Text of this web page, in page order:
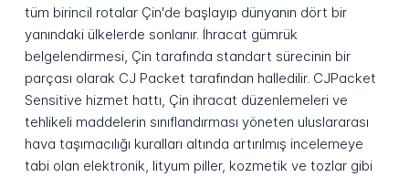
tüm birincil rotalar Çin'de başlayıp dünyanın dört bir
yanındaki ülkelerde sonlanır. İhracat gümrük
belgelendirmesi, Çin tarafında standart sürecinin bir
parçası olarak CJ Packet tarafından halledilir. CJPacket
Sensitive hizmet hattı, Çin ihracat düzenlemeleri ve
tehlikeli maddelerin sınıflandırması yöneten uluslararası
hava taşımacılığı kuralları altında artırılmış incelemeye
tabi olan elektronik, lityum piller, kozmetik ve tozlar gibi